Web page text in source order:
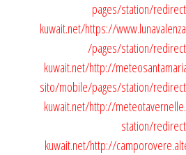
pages/station/
kuwait.net/https://
/pages/station/
kuwait.net/http://
sito/mobile/pages/station/
kuwait.net/http://
station/
kuwait.net/http://